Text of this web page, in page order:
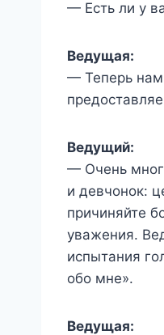
— Есть ли у
Ведущая:
— Теперь нам
Ведущий:
— Очень
и девчонок:
причиняйте
уважения.
испытания
обо мне».
Ведущая: